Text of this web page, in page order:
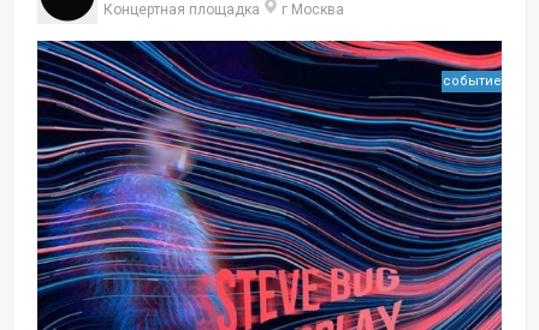
Концертная площадка г Москва
событие